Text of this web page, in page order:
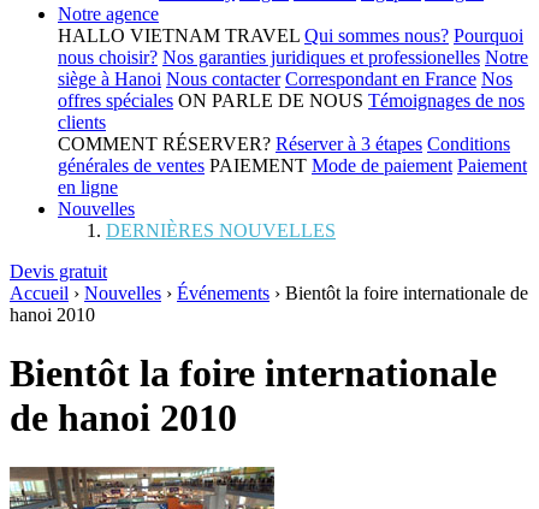
Notre agence
HALLO VIETNAM TRAVEL Qui sommes nous? Pourquoi
nous choisir? Nos garanties juridiques et professionelles Notre
siège à Hanoi Nous contacter Correspondant en France Nos
offres spéciales ON PARLE DE NOUS Témoignages de nos
clients
COMMENT RÉSERVER? Réserver à 3 étapes Conditions
générales de ventes PAIEMENT Mode de paiement Paiement
en ligne
Nouvelles
DERNIÈRES NOUVELLES
Devis gratuit
Accueil › Nouvelles › Événements › Bientôt la foire internationale de
hanoi 2010
Bientôt la foire internationale
de hanoi 2010